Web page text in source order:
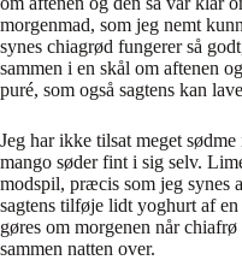
morgenmad, som jeg nemt
synes chiagrød fungerer så
sammen i en skål om aftenen
puré, som også sagtens kan
Jeg har ikke tilsat meget
mango søder fint i sig selv.
modspil, præcis som jeg synes
sagtens tilføje lidt yoghurt af
gøres om morgenen når
sammen natten over.